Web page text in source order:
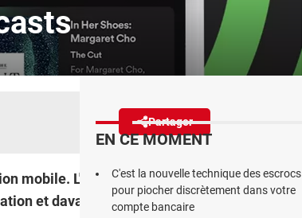
Partager
mobile. L'écran d'accueil distinguera
et davantage de découvertes.
EN CE MOMENT
C'est la nouvelle technique des escrocs
pour piocher discrètement dans votre
compte bancaire